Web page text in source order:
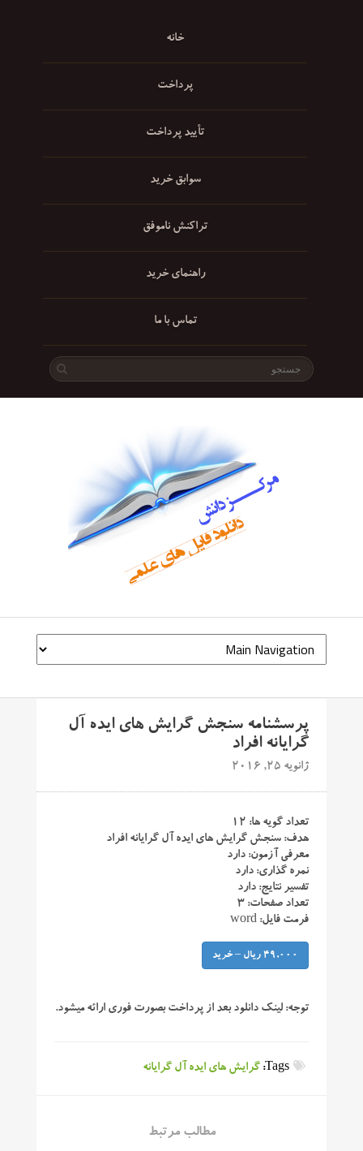
خانه
پرداخت
تأیید پرداخت
سوابق خرید
تراکنش ناموفق
راهنمای خرید
تماس با ما
پرسشنامه سنجش گرایش های ایده آل
گرایانه افراد
ژانویه 25, 2016
تعداد گویه ها: ۱۲
هدف: سنجش گرایش های ایده آل گرایانه افراد
معرفی آزمون: دارد
نمره گذاری: دارد
تفسیر نتایج: دارد
تعداد صفحات: ۳
فرمت فایل: word
49,000 ریال – خرید
توجه: لینک دانلود بعد از پرداخت بصورت فوری ارائه میشود.
Tags: گرایش های ایده آل گرایانه
مطالب مرتبط